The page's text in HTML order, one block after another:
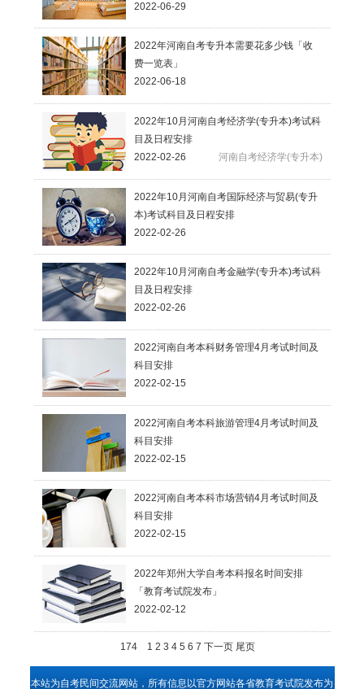
2022-06-29
2022年河南自考专升本需要花多少钱「收
费一览表」
2022-06-18
2022年10月河南自考经济学(专升本)考试科
目及日程安排
2022-02-26
河南自考经济学(专升本)
2022年10月河南自考国际经济与贸易(专升
本)考试科目及日程安排
2022-02-26
与贸易(专升本)
2022年10月河南自考金融学(专升本)考试科
目及日程安排
2022-02-26
本)
2022河南自考本科财务管理4月考试时间及
科目安排
2022-02-15
2022河南自考本科旅游管理4月考试时间及
科目安排
2022-02-15
2022河南自考本科市场营销4月考试时间及
科目安排
2022-02-15
2022年郑州大学自考本科报名时间安排
「教育考试院发布」
2022-02-12
174 1 2 3 4 5 6 7 下一页 尾页
本站为自考民间交流网站，所有信息以官方网站各省教育考试院发布为